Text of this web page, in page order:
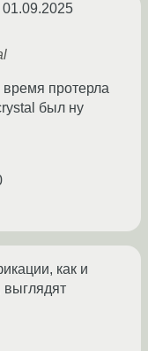
01.09.2025
протерла
был ну
как и
выглядят